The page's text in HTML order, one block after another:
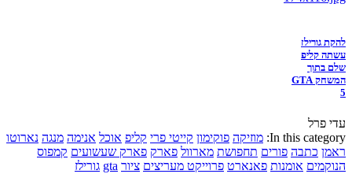
להקת גורילז
עשתה קליפ
שלם בתוך
המשחק GTA
5
עדי פרל
In this category: מוזיקה פוקימון קייטי פרי קליפ אוכל אנימה מנגה נארוטו
ראמן כתבה פורים תחפושת מארוול פארק פארק שעשועים קמפוס
הנוקמים אומנות פאנארט פרוייקט מעריצים ציור gta גורילז